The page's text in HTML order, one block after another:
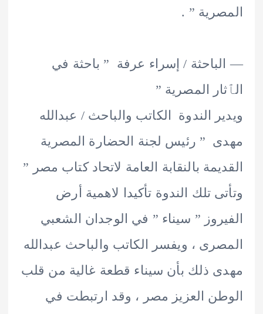
” .
/ إسراء عرفة ” باحثة في
المصرية ”
الندوة الكاتب والباحث / عبدالله
” رئيس لجنة الحضارة المصرية
بالنقابة العامة لاتحاد كتاب مصر ”
تلك الندوة تأكيدا لاهمية أرض
” سيناء ” في الوجدان الشعبي
، ويفسر الكاتب والباحث عبدالله
ذلك بأن سيناء قطعة غالية من قلب
العزيز مصر ، وقد ارتبطت في